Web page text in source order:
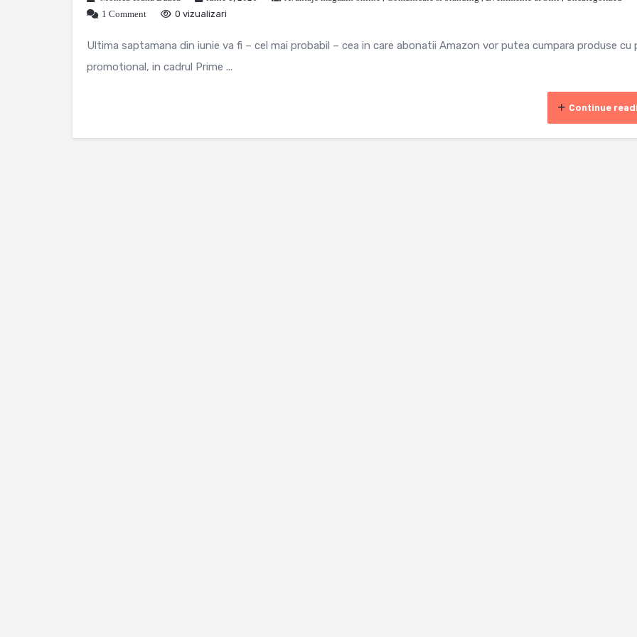
1 Comment
0 vizualizari
Ultima saptamana din iunie va fi – cel mai probabil – cea in care abonatii Amazon vor putea cumpara produse cu
promotional, in cadrul Prime ...
Continue